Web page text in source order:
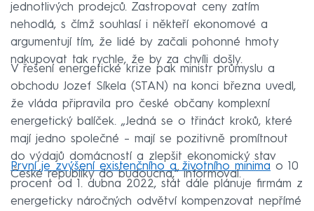
jednotlivých prodejců. Zastropovat ceny zatím
nehodlá, s čímž souhlasí i někteří ekonomové a
argumentují tím, že lidé by začali pohonné hmoty
nakupovat tak rychle, že by za chvíli došly.
V řešení energetické krize pak ministr průmyslu a
obchodu Jozef Síkela (STAN) na konci března uvedl,
že vláda připravila pro české občany komplexní
energetický balíček. „Jedná se o třináct kroků, které
mají jedno společné – mají se pozitivně promítnout
do výdajů domácností a zlepšit ekonomický stav
České republiky do budoucna,“ informoval.
První je zvýšení existenčního a životního minima o 10
procent od 1. dubna 2022, stát dále plánuje firmám z
energeticky náročných odvětví kompenzovat nepřímé